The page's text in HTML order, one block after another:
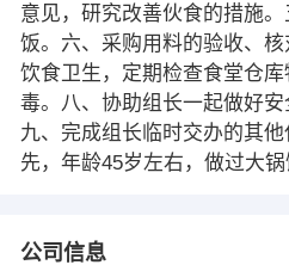
意见，研究改善伙食的措施
饭。六、采购用料的验收、
饮食卫生，定期检查食堂仓
毒。八、协助组长一起做好安
九、完成组长临时交办的其
先，年龄45岁左右，做过大
公司信息